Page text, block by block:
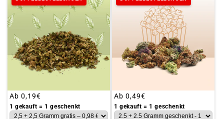
Üblicher
Preis
Ab 0,19€
1 gekauft = 1 geschenkt
Üblicher
Preis
Ab 0,49€
1 gekauft = 1 geschenkt